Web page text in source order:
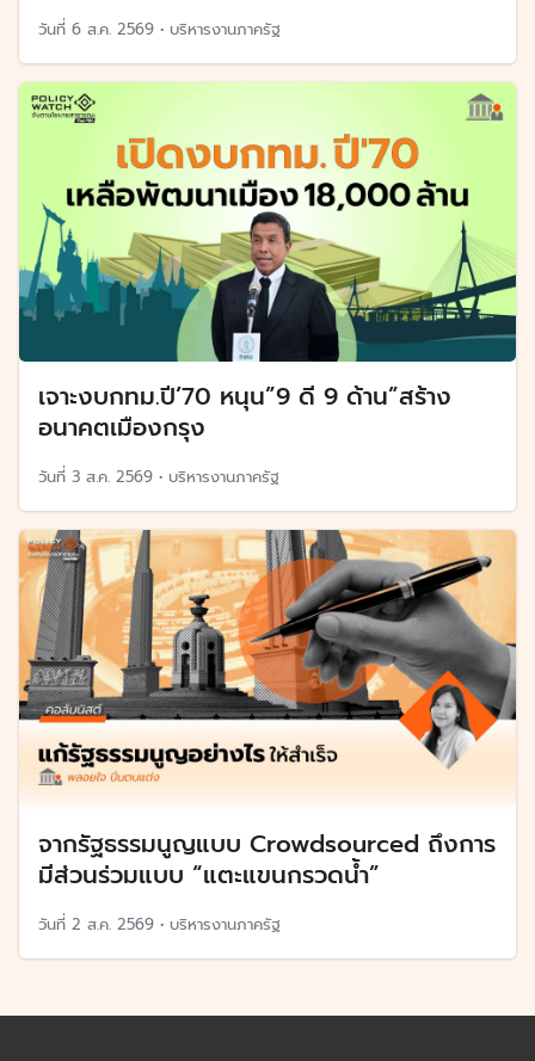
วันที่ 6 ส.ค. 2569 • บริหารงานภาครัฐ
เจาะงบกทม.ปี’70 หนุน”9 ดี 9 ด้าน”สร้าง
อนาคตเมืองกรุง
วันที่ 3 ส.ค. 2569 • บริหารงานภาครัฐ
จากรัฐธรรมนูญแบบ Crowdsourced ถึงการ
มีส่วนร่วมแบบ “แตะแขนกรวดน้ำ”
วันที่ 2 ส.ค. 2569 • บริหารงานภาครัฐ